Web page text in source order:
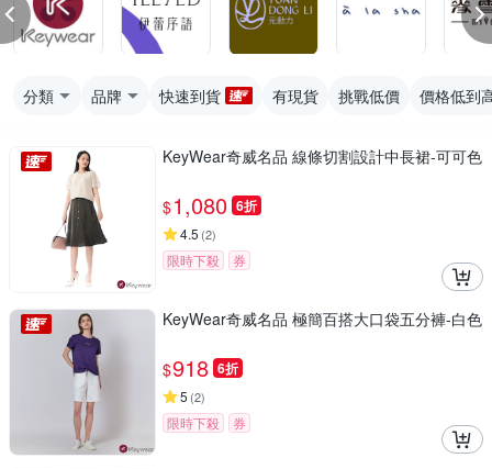
分類 品牌 快速到貨 有現貨 挑戰低價 價格低到
KeyWear奇威名品 線條切割設計中長裙-可可色
$1,080 6折
4.5 (2)
限時下殺 券
KeyWear奇威名品 極簡百搭大口袋五分褲-白色
$918 6折
5 (2)
限時下殺 券